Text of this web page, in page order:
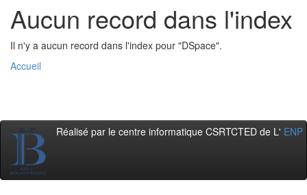
Aucun record dans l'index
Il n'y a aucun record dans l'index pour "DSpace".
Accueil
Réalisé par le centre informatique CSRTCTED de L' ENP